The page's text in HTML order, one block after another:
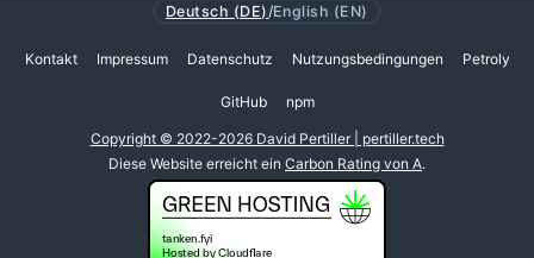
Deutsch (DE) /English (EN)
Kontakt Impressum Datenschutz Nutzungsbedingungen Petroly
GitHub npm
Copyright © 2022-2026 David Pertiller | pertiller.tech
Diese Website erreicht ein Carbon Rating von A.